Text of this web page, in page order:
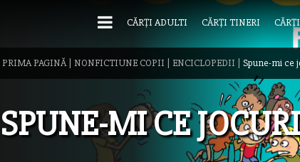
CĂRȚI ADULTI CĂRȚI TINERI
PRIMA PAGINĂ| NONFICTIUNE COPII ENCICLOPEDII Spune-mi ce
SPUNE-MI CE